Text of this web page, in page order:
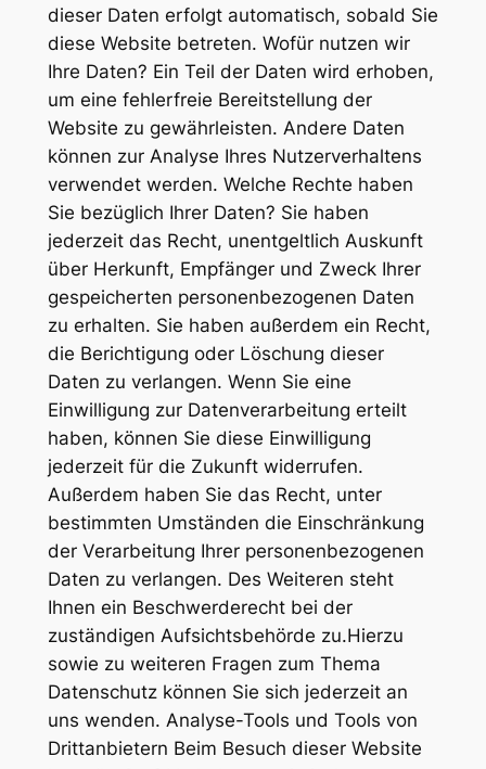
dieser Daten erfolgt automatisch, sobald Sie
diese Website betreten. Wofür nutzen wir
Ihre Daten? Ein Teil der Daten wird erhoben,
um eine fehlerfreie Bereitstellung der
Website zu gewährleisten. Andere Daten
können zur Analyse Ihres Nutzerverhaltens
verwendet werden. Welche Rechte haben
Sie bezüglich Ihrer Daten? Sie haben
jederzeit das Recht, unentgeltlich Auskunft
über Herkunft, Empfänger und Zweck Ihrer
gespeicherten personenbezogenen Daten
zu erhalten. Sie haben außerdem ein Recht,
die Berichtigung oder Löschung dieser
Daten zu verlangen. Wenn Sie eine
Einwilligung zur Datenverarbeitung erteilt
haben, können Sie diese Einwilligung
jederzeit für die Zukunft widerrufen.
Außerdem haben Sie das Recht, unter
bestimmten Umständen die Einschränkung
der Verarbeitung Ihrer personenbezogenen
Daten zu verlangen. Des Weiteren steht
Ihnen ein Beschwerderecht bei der
zuständigen Aufsichtsbehörde zu.Hierzu
sowie zu weiteren Fragen zum Thema
Datenschutz können Sie sich jederzeit an
uns wenden. Analyse-Tools und Tools von
Drittanbietern Beim Besuch dieser Website